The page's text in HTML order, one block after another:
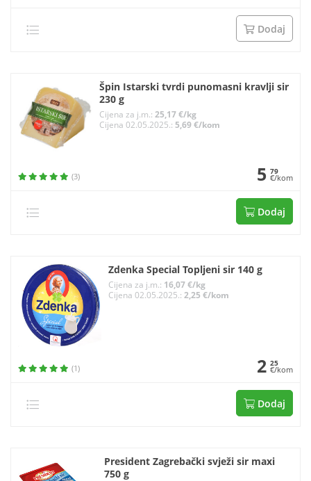
Dodaj
Špin Istarski tvrdi punomasni kravlji sir
230 g
Cijena za j.m.: 25,17 €/kg
Cijena 02.05.2025.: 5,69 €/kom
(3) 5 79
€/kom
Dodaj
Zdenka Special Topljeni sir 140 g
Cijena za j.m.: 16,07 €/kg
Cijena 02.05.2025.: 2,25 €/kom
(1) 2 25
€/kom
Dodaj
President Zagrebački svježi sir maxi
750 g